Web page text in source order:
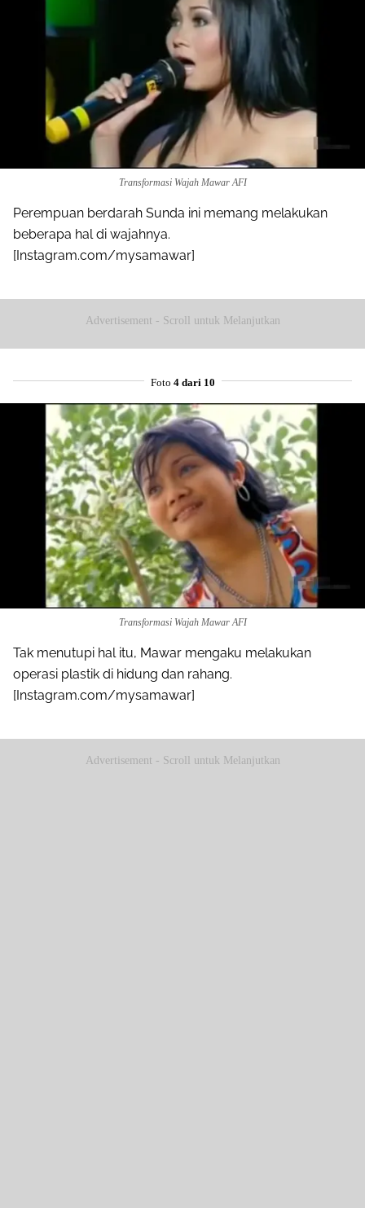
Transformasi Wajah Mawar AFI
Perempuan berdarah Sunda ini memang melakukan
beberapa hal di wajahnya.
[Instagram.com/mysamawar]
Advertisement - Scroll untuk Melanjutkan
Foto 4 dari 10
Transformasi Wajah Mawar AFI
Tak menutupi hal itu, Mawar mengaku melakukan
operasi plastik di hidung dan rahang.
[Instagram.com/mysamawar]
Advertisement - Scroll untuk Melanjutkan